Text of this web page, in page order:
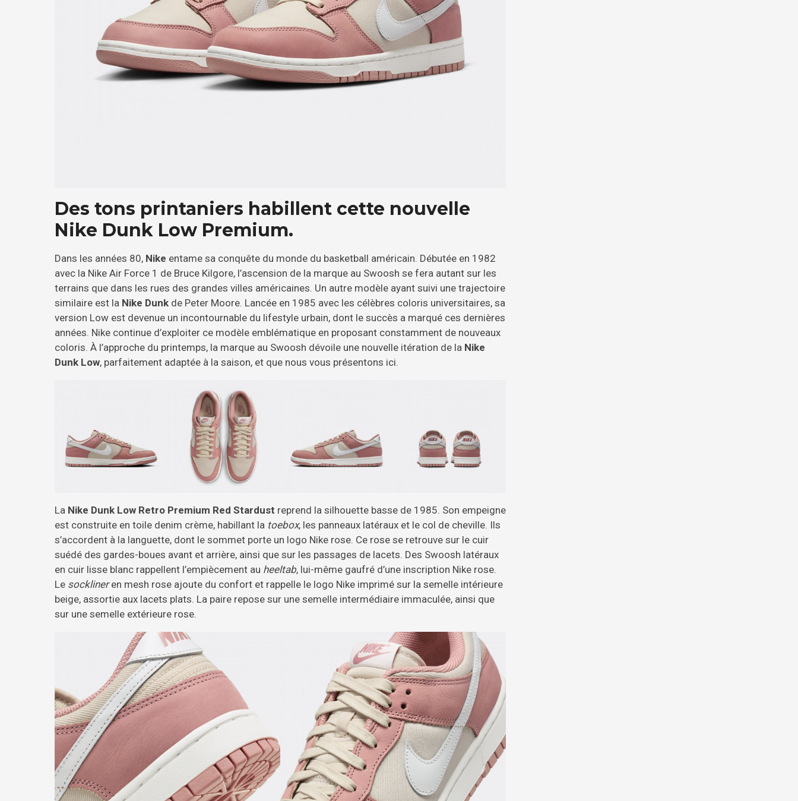
Des tons printaniers habillent cette nouvelle
Nike Dunk Low Premium.
Dans les années 80, Nike entame sa conquête du monde du basketball américain. Débutée en 1982
avec la Nike Air Force 1 de Bruce Kilgore, l’ascension de la marque au Swoosh se fera autant sur les
terrains que dans les rues des grandes villes américaines. Un autre modèle ayant suivi une trajectoire
similaire est la Nike Dunk de Peter Moore. Lancée en 1985 avec les célèbres coloris universitaires, sa
version Low est devenue un incontournable du lifestyle urbain, dont le succès a marqué ces dernières
années. Nike continue d’exploiter ce modèle emblématique en proposant constamment de nouveaux
coloris. À l’approche du printemps, la marque au Swoosh dévoile une nouvelle itération de la Nike
Dunk Low, parfaitement adaptée à la saison, et que nous vous présentons ici.
La Nike Dunk Low Retro Premium Red Stardust reprend la silhouette basse de 1985. Son empeigne
est construite en toile denim crème, habillant la toebox, les panneaux latéraux et le col de cheville. Ils
s’accordent à la languette, dont le sommet porte un logo Nike rose. Ce rose se retrouve sur le cuir
suédé des gardes-boues avant et arrière, ainsi que sur les passages de lacets. Des Swoosh latéraux
en cuir lisse blanc rappellent l’empiècement au heeltab, lui-même gaufré d’une inscription Nike rose.
Le socklineren mesh rose ajoute du confort et rappelle le logo Nike imprimé sur la semelle intérieure
beige, assortie aux lacets plats. La paire repose sur une semelle intermédiaire immaculée, ainsi que
sur une semelle extérieure rose.